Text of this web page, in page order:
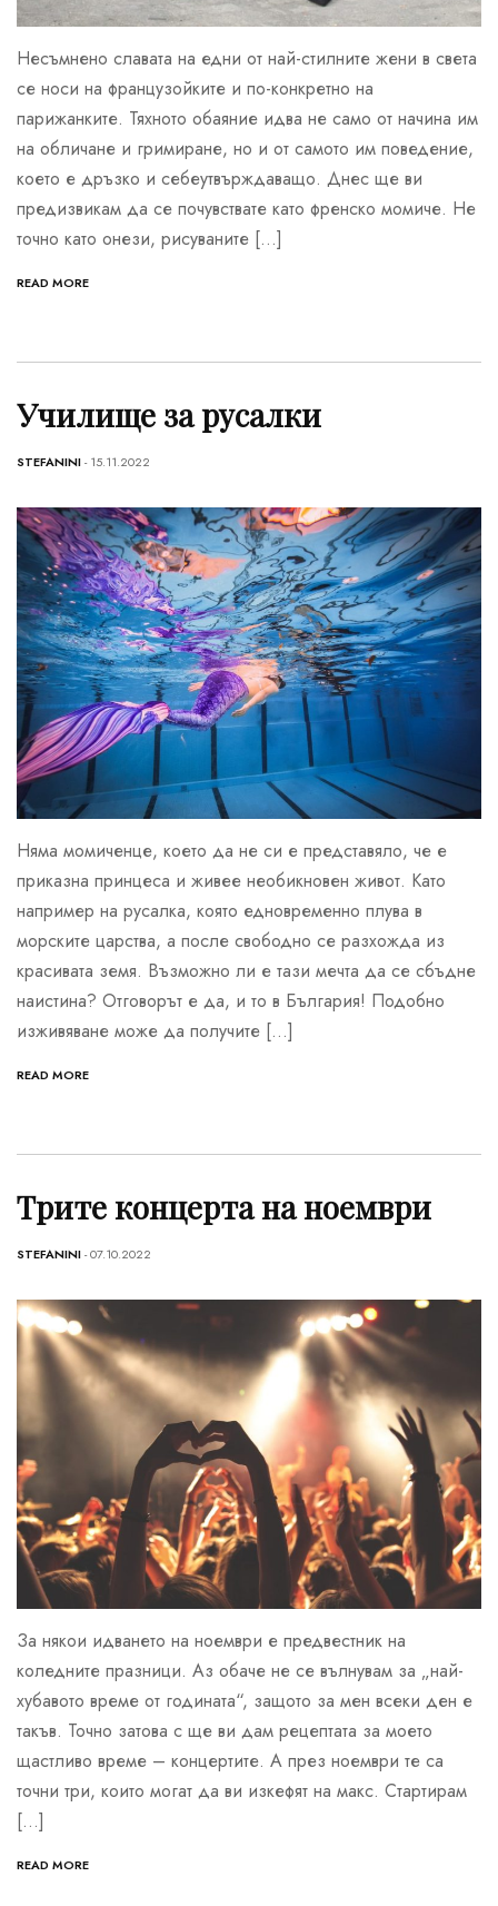
Несъмнено славата на едни от най-стилните жени в света
се носи на французойките и по-конкретно на
парижанките. Тяхното обаяние идва не само от начина им
на обличане и гримиране, но и от самото им поведение,
което е дръзко и себеутвърждаващо. Днес ще ви
предизвикам да се почувствате като френско момиче. Не
точно като онези, рисуваните […]
READ MORE
Училище за русалки
STEFANINI- 15.11.2022
Няма момиченце, което да не си е представяло, че е
приказна принцеса и живее необикновен живот. Като
например на русалка, която едновременно плува в
морските царства, а после свободно се разхожда из
красивата земя. Възможно ли е тази мечта да се сбъдне
наистина? Отговорът е да, и то в България! Подобно
изживяване може да получите […]
READ MORE
Трите концерта на ноември
STEFANINI- 07.10.2022
За някои идването на ноември е предвестник на
коледните празници. Аз обаче не се вълнувам за „най-
хубавото време от годината“, защото за мен всеки ден е
такъв. Точно затова с ще ви дам рецептата за моето
щастливо време – концертите. А през ноември те са
точни три, които могат да ви изкефят на макс. Стартирам
[…]
READ MORE